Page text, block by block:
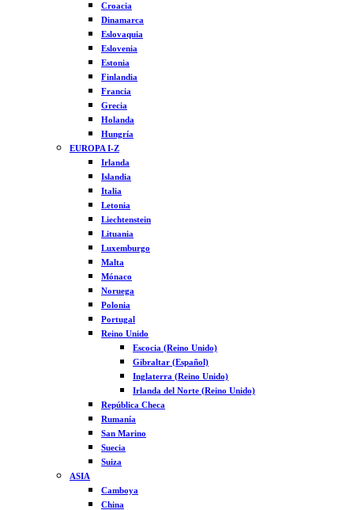
Croacia
Dinamarca
Eslovaquia
Eslovenia
Estonia
Finlandia
Francia
Grecia
Holanda
Hungría
EUROPA I-Z
Irlanda
Islandia
Italia
Letonia
Liechtenstein
Lituania
Luxemburgo
Malta
Mónaco
Noruega
Polonia
Portugal
Reino Unido
Escocia (Reino Unido)
Gibraltar (Español)
Inglaterra (Reino Unido)
Irlanda del Norte (Reino Unido)
República Checa
Rumanía
San Marino
Suecia
Suiza
ASIA
Camboya
China